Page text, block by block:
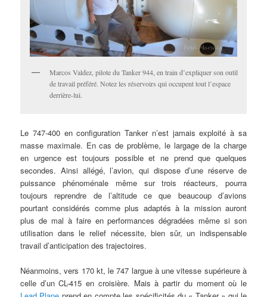
Marcos Valdez, pilote du Tanker 944, en train d’expliquer son outil
de travail préféré. Notez les réservoirs qui occupent tout l’espace
derrière-lui.
Le 747-400 en configuration Tanker n’est jamais exploité à sa
masse maximale. En cas de problème, le largage de la charge
en urgence est toujours possible et ne prend que quelques
secondes. Ainsi allégé, l’avion, qui dispose d’une réserve de
puissance phénoménale même sur trois réacteurs, pourra
toujours reprendre de l’altitude ce que beaucoup d’avions
pourtant considérés comme plus adaptés à la mission auront
plus de mal à faire en performances dégradées même si son
utilisation dans le relief nécessite, bien sûr, un indispensable
travail d’anticipation des trajectoires.
Néanmoins, vers 170 kt, le 747 largue à une vitesse supérieure à
celle d’un CL-415 en croisière. Mais à partir du moment où le